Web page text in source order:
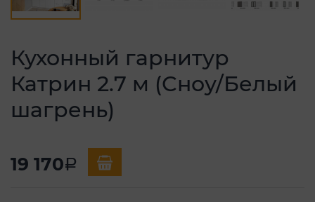
Кухонный гарнитур
Катрин 2.7 м (Сноу/Белый
шагрень)
19 170a